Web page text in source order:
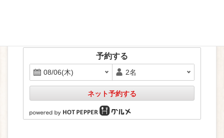
予約する
ネット予約する